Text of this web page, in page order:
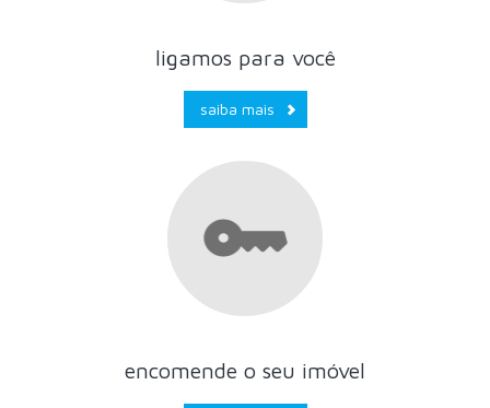
ligamos para você
saiba mais
encomende o seu imóvel